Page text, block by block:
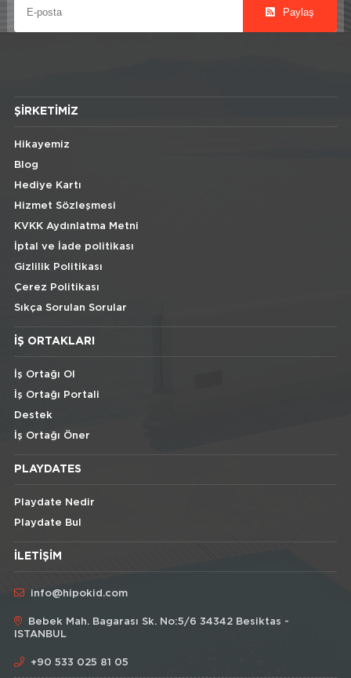
Paylaş
ŞIRKETIMIZ
Hikayemiz
Blog
Hediye Kartı
Hizmet Sözleşmesi
KVKK Aydınlatma Metni
İptal ve İade politikası
Gizlilik Politikası
Çerez Politikası
Sıkça Sorulan Sorular
İŞ ORTAKLARI
İş Ortağı Ol
İş Ortağı Portali
Destek
İş Ortağı Öner
PLAYDATES
Playdate Nedir
Playdate Bul
İLETIŞIM
info@hipokid.com
Bebek Mah. Bagarası Sk. No:5/6 34342 Besiktas -
ISTANBUL
+90 533 025 81 05